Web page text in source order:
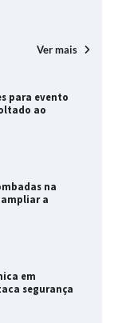
Ver mais
para evento
ao
na
ampliar a
em
segurança